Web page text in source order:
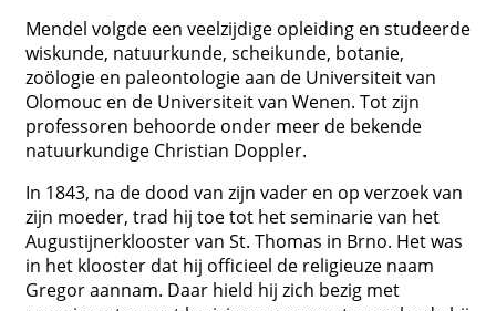
Mendel volgde een veelzijdige opleiding en studeerde
wiskunde, natuurkunde, scheikunde, botanie,
zoölogie en paleontologie aan de Universiteit van
Olomouc en de Universiteit van Wenen. Tot zijn
professoren behoorde onder meer de bekende
natuurkundige Christian Doppler.
In 1843, na de dood van zijn vader en op verzoek van
zijn moeder, trad hij toe tot het seminarie van het
Augustijnerklooster van St. Thomas in Brno. Het was
in het klooster dat hij officieel de religieuze naam
Gregor aannam. Daar hield hij zich bezig met